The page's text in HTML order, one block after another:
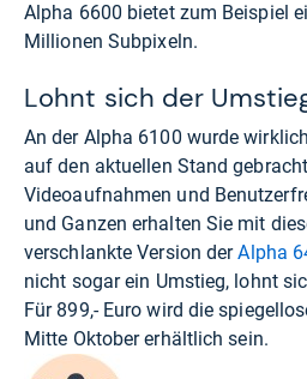
Alpha 6600 bietet zum Beispiel
Millionen Subpixeln.
Lohnt sich der
An der Alpha 6100 wurde
auf den aktuellen Stand
Videoaufnahmen und
und Ganzen erhalten Sie mit
verschlankte Version derAlpha
nicht sogar ein Umstieg, lohnt
Für 899,- Euro wird die
Mitte Oktober erhältlich sein.